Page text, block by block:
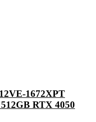
1672XPT
RTX 4050